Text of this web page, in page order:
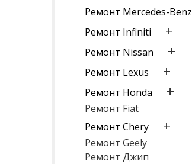
Ремонт Mercedes-Benz
Ремонт Infiniti +
Ремонт Nissan +
Ремонт Lexus +
Ремонт Honda +
Ремонт Fiat
Ремонт Chery
+
Ремонт Geely
Ремонт Джип